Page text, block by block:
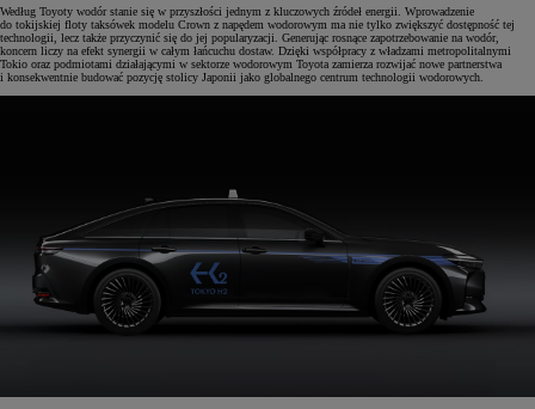
Według Toyoty wodór stanie się w przyszłości jednym z kluczowych źródeł energii. Wprowadzenie
do tokijskiej floty taksówek modelu Crown z napędem wodorowym ma nie tylko zwiększyć dostępność tej
technologii, lecz także przyczynić się do jej popularyzacji. Generując rosnące zapotrzebowanie na wodór,
koncern liczy na efekt synergii w całym łańcuchu dostaw. Dzięki współpracy z władzami metropolitalnymi
Tokio oraz podmiotami działającymi w sektorze wodorowym Toyota zamierza rozwijać nowe partnerstwa
i konsekwentnie budować pozycję stolicy Japonii jako globalnego centrum technologii wodorowych.